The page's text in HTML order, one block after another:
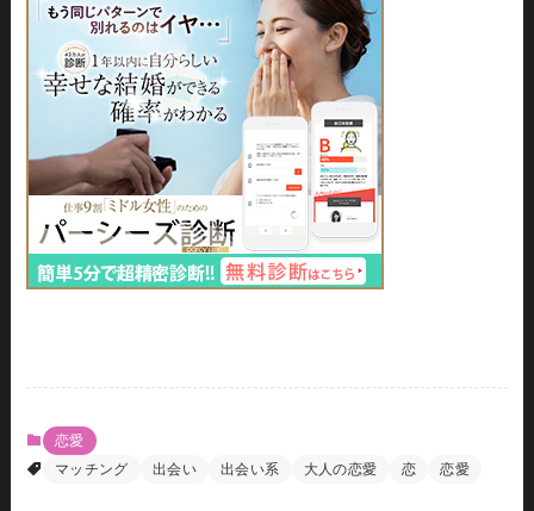
恋愛
マッチング
出会い 出会い系 大人の恋愛 恋 恋愛